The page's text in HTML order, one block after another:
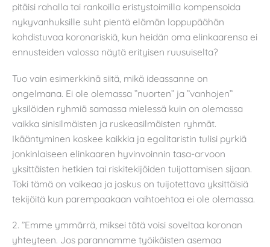
pitäisi rahalla tai rankoilla eristystoimilla kompensoida
nykyvanhuksille suht pientä elämän loppupäähän
kohdistuvaa koronariskiä, kun heidän oma elinkaarensa ei
ennusteiden valossa näytä erityisen ruusuiselta?
Tuo vain esimerkkinä siitä, mikä ideassanne on
ongelmana. Ei ole olemassa ”nuorten” ja ”vanhojen”
yksilöiden ryhmiä samassa mielessä kuin on olemassa
vaikka sinisilmäisten ja ruskeasilmäisten ryhmät.
Ikääntyminen koskee kaikkia ja egalitaristin tulisi pyrkiä
jonkinlaiseen elinkaaren hyvinvoinnin tasa-arvoon
yksittäisten hetkien tai riskitekijöiden tuijottamisen sijaan.
Toki tämä on vaikeaa ja joskus on tuijotettava yksittäisiä
tekijöitä kun parempaakaan vaihtoehtoa ei ole olemassa.
2. ”Emme ymmärrä, miksei tätä voisi soveltaa koronan
yhteyteen. Jos parannamme työikäisten asemaa